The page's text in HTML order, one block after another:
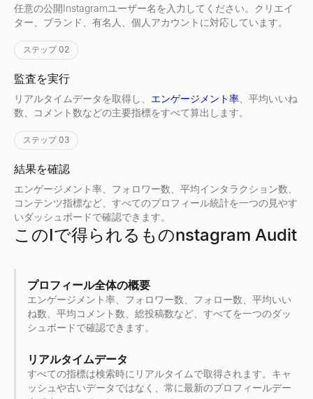
任意の公開Instagramユーザー名を入力してください。クリエイ
ター、ブランド、有名人、個人アカウントに対応しています。
ステップ 02
監査を実行
リアルタイムデータを取得し、 エンゲージメント率 、平均いいね
数、コメント数などの主要指標をすべて算出します。
ステップ 03
結果を確認
エンゲージメント率、フォロワー数、平均インタラクション数、
コンテンツ指標など、すべてのプロフィール統計を一つの見やす
いダッシュボードで確認できます。
このIで得られるものnstagram Audit
プロフィール全体の概要
エンゲージメント率、フォロワー数、フォロー数、平均いい
ね数、平均コメント数、総投稿数など、すべてを一つのダッ
シュボードで確認できます。
リアルタイムデータ
すべての指標は検索時にリアルタイムで取得されます。キャ
ッシュや古いデータではなく、常に最新のプロフィールデー